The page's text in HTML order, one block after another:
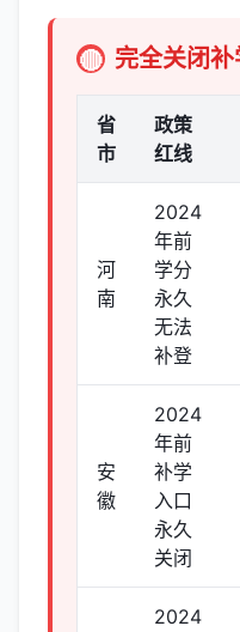
🔴 完全关闭补
省
市
政策
红线
河
南
2024
年前
学分
永久
无法
补登
安
徽
2024
年前
补学
入口
永久
关闭
2024